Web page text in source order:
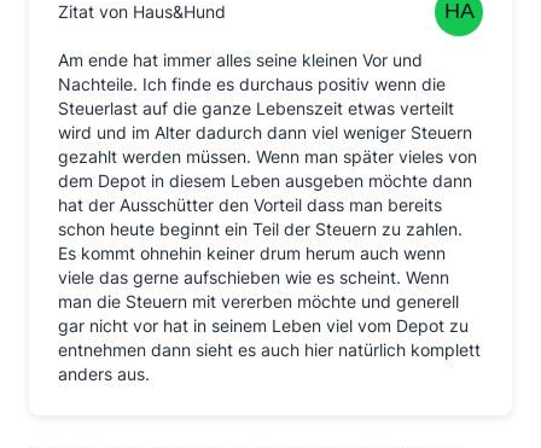
Zitat von Haus&Hund
Am ende hat immer alles seine kleinen Vor und
Nachteile. Ich finde es durchaus positiv wenn die
Steuerlast auf die ganze Lebenszeit etwas verteilt
wird und im Alter dadurch dann viel weniger Steuern
gezahlt werden müssen. Wenn man später vieles von
dem Depot in diesem Leben ausgeben möchte dann
hat der Ausschütter den Vorteil dass man bereits
schon heute beginnt ein Teil der Steuern zu zahlen.
Es kommt ohnehin keiner drum herum auch wenn
viele das gerne aufschieben wie es scheint. Wenn
man die Steuern mit vererben möchte und generell
gar nicht vor hat in seinem Leben viel vom Depot zu
entnehmen dann sieht es auch hier natürlich komplett
anders aus.